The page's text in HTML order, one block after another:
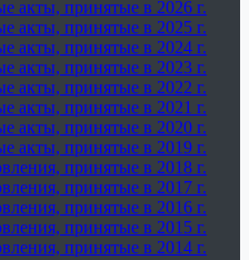
акты, принятые в 2026 г.
акты, принятые в 2025 г.
акты, принятые в 2024 г.
акты, принятые в 2023 г.
акты, принятые в 2022 г.
акты, принятые в 2021 г.
акты, принятые в 2020 г.
акты, принятые в 2019 г.
принятые в 2018 г.
принятые в 2017 г.
принятые в 2016 г.
принятые в 2015 г.
принятые в 2014 г.